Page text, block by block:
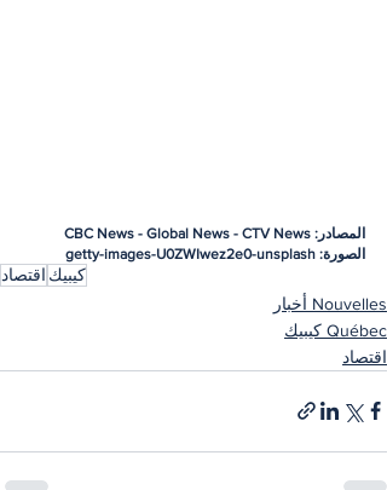
المصادر: CBC News - Global News - CTV News
الصورة: getty-images-U0ZWIwez2e0-unsplash
كيبيك اقتصاد
Nouvelles أخبار
Québec كيبيك
اقتصاد